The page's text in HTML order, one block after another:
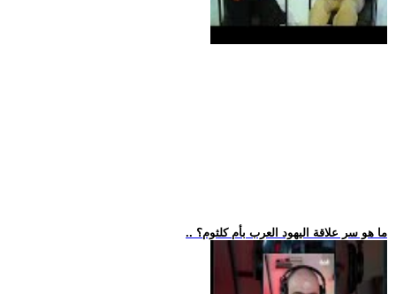
.. ما هو سر علاقة اليهود العرب بأم كلثوم؟